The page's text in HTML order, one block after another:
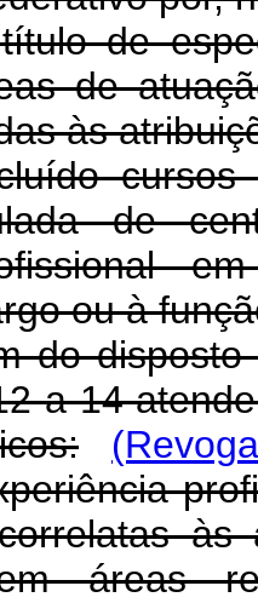
de
de
às
cursos
de
ou à
do disposto
a 14
áreas